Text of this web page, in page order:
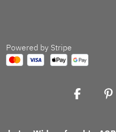
Powered by Stripe